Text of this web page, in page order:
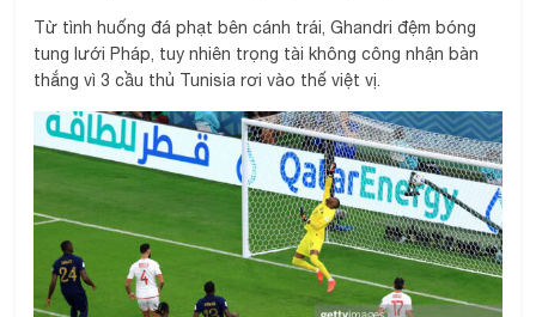
Từ tình huống đá phạt bên cánh trái, Ghandri đệm bóng
tung lưới Pháp, tuy nhiên trọng tài không công nhận bàn
thắng vì 3 cầu thủ Tunisia rơi vào thế việt vị.